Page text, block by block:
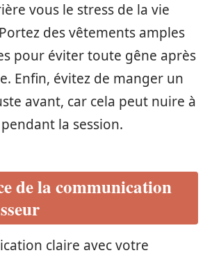
vous le stress de la vie
des vêtements amples
pour éviter toute gêne après
Enfin, évitez de manger un
avant, car cela peut nuire à
la session.
de la communication
claire avec votre